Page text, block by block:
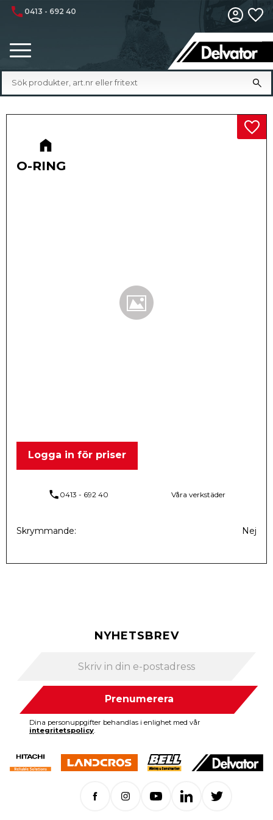
phone 0413 - 692 40
O-RING
Logga in för priser
phone 0413 - 692 40 Våra verkstäder
Skrymmande Nej
NYHETSBREV
Prenumerera
Dina personuppgifter behandlas i enlighet med vår
integritetspolicy.